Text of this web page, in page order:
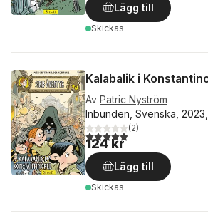
Lägg till
Skickas
Kalabalik i
Av Patric Nyström
Inbunden, Svenska,
5,0utav 5 stjärnor. Totalt
(2)
124 kr
Lägg till
Skickas